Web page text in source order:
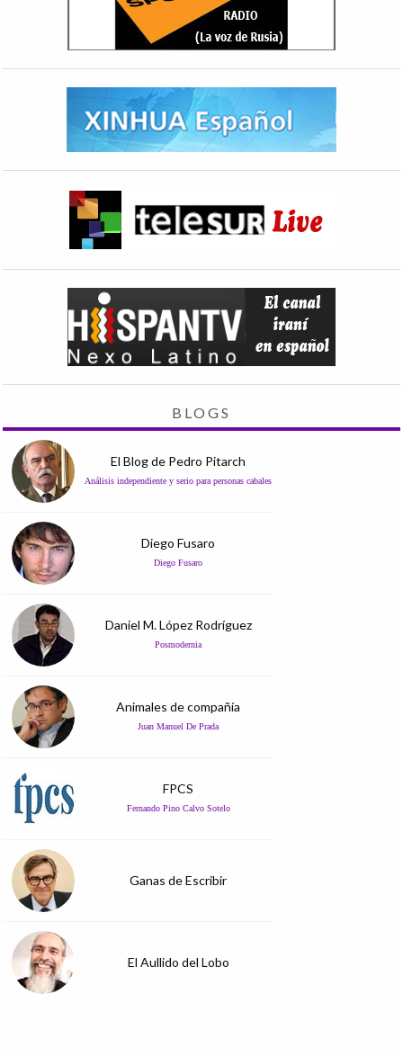
BLOGS
El Blog de Pedro Pitarch
Análisis independiente y serio para personas cabales
Diego Fusaro
Diego Fusaro
Daniel M. López Rodríguez
Posmodernia
Animales de compañía
Juan Manuel De Prada
FPCS
Fernando Pino Calvo Sotelo
Ganas de Escribir
El Aullido del Lobo